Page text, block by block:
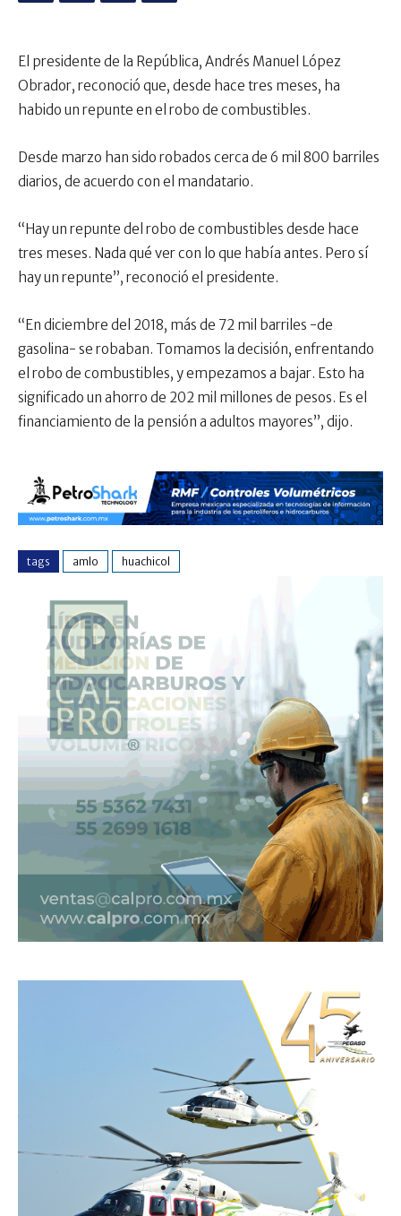
El presidente de la República, Andrés Manuel López
Obrador, reconoció que, desde hace tres meses, ha
habido un repunte en el robo de combustibles.
Desde marzo han sido robados cerca de 6 mil 800 barriles
diarios, de acuerdo con el mandatario.
“Hay un repunte del robo de combustibles desde hace
tres meses. Nada qué ver con lo que había antes. Pero sí
hay un repunte”, reconoció el presidente.
“En diciembre del 2018, más de 72 mil barriles -de
gasolina- se robaban. Tomamos la decisión, enfrentando
el robo de combustibles, y empezamos a bajar. Esto ha
significado un ahorro de 202 mil millones de pesos. Es el
financiamiento de la pensión a adultos mayores”, dijo.
tags amlo huachicol